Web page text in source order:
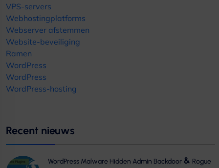
VPS-servers
Webhostingplatforms
Webserver afstemmen
Website-beveiliging
Ramen
WordPress
WordPress
WordPress-hosting
Recent nieuws
WordPress Malware Hidden Admin Backdoor & Rogue